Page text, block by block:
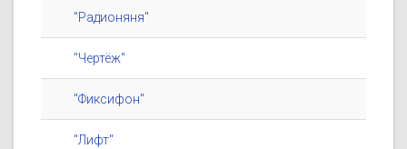
"Радионяня"
"Чертёж"
"Фиксифон"
"Лифт"